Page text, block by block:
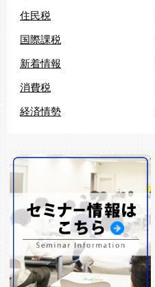
住民税
国際課税
新着情報
消費税
経済情勢